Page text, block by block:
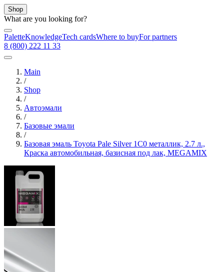
Shop
What are you looking for?
PaletteKnowledgeTech cardsWhere to buyFor partners
8 (800) 222 11 33
Main
/
Shop
/
Автоэмали
/
Базовые эмали
/
Базовая эмаль Toyota Pale Silver 1C0 металлик, 2.7 л.,
Краска автомобильная, базисная под лак, MEGAMIX